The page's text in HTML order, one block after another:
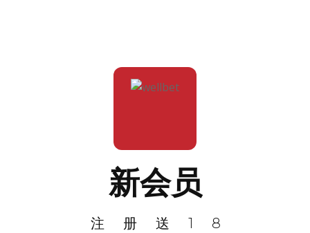
新会员
注册送18